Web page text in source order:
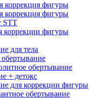
коррекция фигуры
коррекция фигуры
STT
коррекции фигуры
для тела
обертывание
+ детокс
для коррекции фигуры
обертывание